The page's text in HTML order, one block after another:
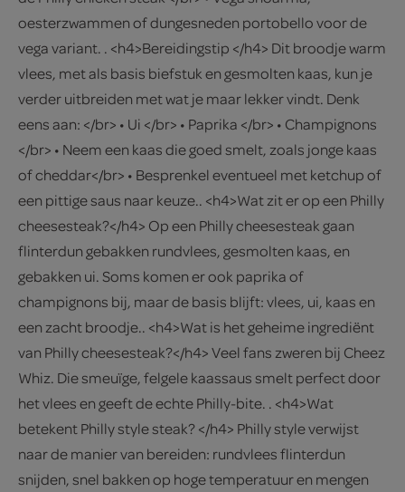
oesterzwammen of dungesneden portobello voor de
vega variant. . <h4>Bereidingstip </h4> Dit broodje warm
vlees, met als basis biefstuk en gesmolten kaas, kun je
verder uitbreiden met wat je maar lekker vindt. Denk
eens aan: </br> • Ui </br> • Paprika </br> • Champignons
</br> • Neem een kaas die goed smelt, zoals jonge kaas
of cheddar</br> • Besprenkel eventueel met ketchup of
een pittige saus naar keuze.. <h4>Wat zit er op een Philly
cheesesteak?</h4> Op een Philly cheesesteak gaan
flinterdun gebakken rundvlees, gesmolten kaas, en
gebakken ui. Soms komen er ook paprika of
champignons bij, maar de basis blijft: vlees, ui, kaas en
een zacht broodje.. <h4>Wat is het geheime ingrediënt
van Philly cheesesteak?</h4> Veel fans zweren bij Cheez
Whiz. Die smeuïge, felgele kaassaus smelt perfect door
het vlees en geeft de echte Philly-bite. . <h4>Wat
betekent Philly style steak? </h4> Philly style verwijst
naar de manier van bereiden: rundvlees flinterdun
snijden, snel bakken op hoge temperatuur en mengen